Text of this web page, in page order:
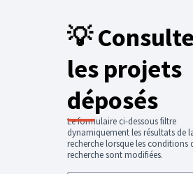
💡
les projets
déposés
Le formulaire ci-dessous filtre
dynamiquement les résultats de
recherche lorsque les conditions
recherche sont modifiées.